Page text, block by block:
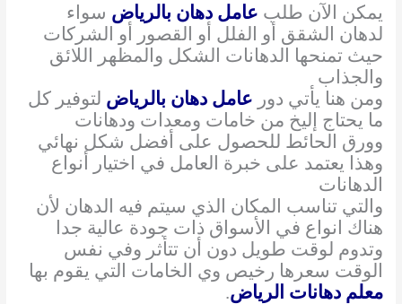
يمكن الآن طلب عامل دهان بالرياض سواء
لدهان الشقق أو الفلل أو القصور أو الشركات
حيث تمنحها الدهانات الشكل والمظهر اللائق
والجذاب
ومن هنا يأتي دور عامل دهان بالرياض لتوفير كل
ما يحتاج إليخ من خامات ومعدات ودهانات
وورق الحائط للحصول على أفضل شكل نهائي
وهذا يعتمد على خبرة العامل في اختيار أنواع
الدهانات
والتي تناسب المكان الذي سيتم فيه الدهان لأن
هناك انواع في الأسواق ذات جودة عالية جدا
وتدوم لوقت طويل دون أن تتأثر وفي نفس
الوقت سعرها رخيص وي الخامات التي يقوم بها
معلم دهانات الرياض.